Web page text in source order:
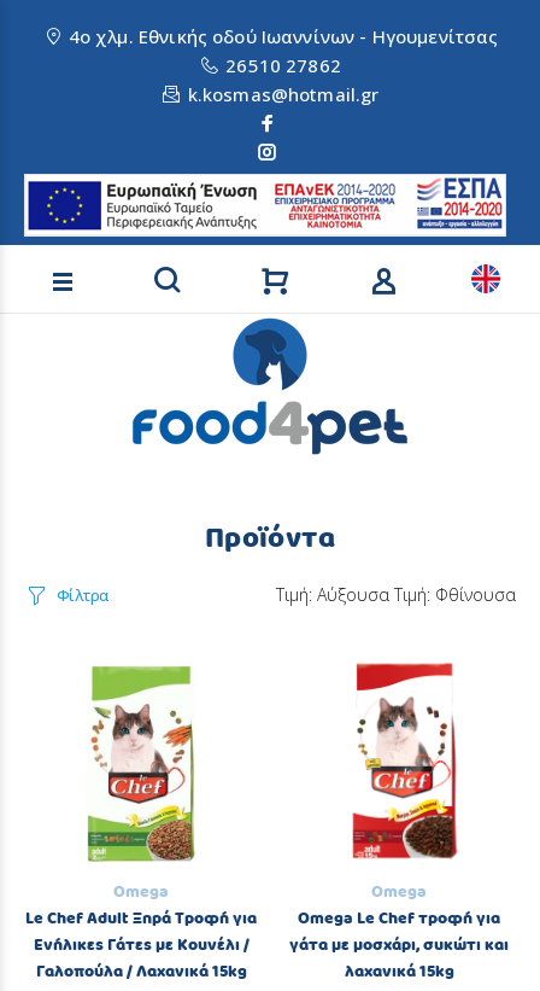
4ο χλμ. Εθνικής οδού Ιωαννίνων - Ηγουμενίτσας
26510 27862
k.kosmas@hotmail.gr
Αναζήτηση προϊόντων
Προϊόντα
Φίλτρα Τιμή: Αύξουσα Τιμή: Φθίνουσα
Omega
Le Chef Adult Ξηρά Τροφή για
Ενήλικες Γάτες με Κουνέλι /
Γαλοπούλα / Λαχανικά 15kg
Omega
Omega Le Chef τροφή για
γάτα με μοσχάρι, συκώτι και
λαχανικά 15kg